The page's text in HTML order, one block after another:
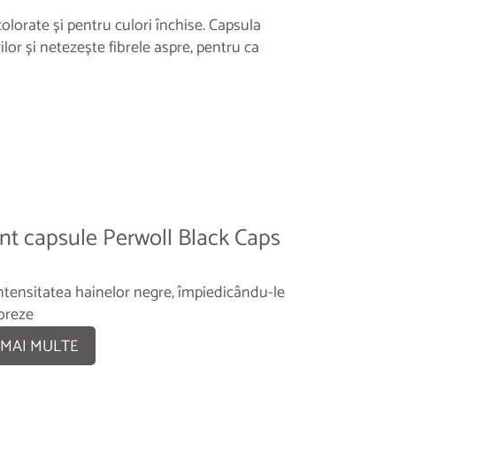
și pentru culori închise. Capsula
și netezește fibrele aspre, pentru ca
capsule Perwoll Black Caps
hainelor negre, împiedicându-le
MULTE